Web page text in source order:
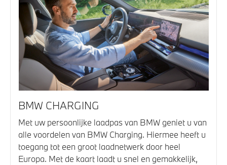
BMW CHARGING
Met uw persoonlijke laadpas van BMW geniet u van
alle voordelen van BMW Charging. Hiermee heeft u
toegang tot een groot laadnetwerk door heel
Europa. Met de kaart laadt u snel en gemakkelijk,